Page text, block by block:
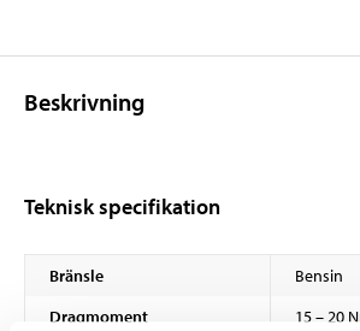
Beskrivning
Teknisk specifikation
Bränsle
Bensin
Dragmoment
15 – 20